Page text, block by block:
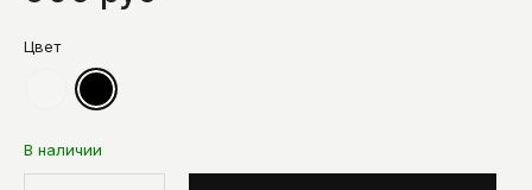
Цвет
В наличии